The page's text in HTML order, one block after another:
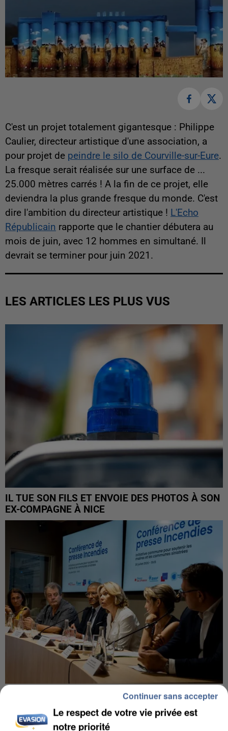
C'est un projet totalement gigantesque : Philippe
Caulier, directeur artistique d'une association, a
pour projet de peindre le silo de Courville-sur-Eure.
La fresque serait réalisée sur une surface de ...
25.000 mètres carrés ! A la fin de ce projet, elle
deviendra la plus grande fresque du monde. C'est
dire l'ambition du directeur artistique ! L'Echo
Républicain rapporte que le chantier débutera au
mois de juin, avec 12 hommes en simultané. Il
devrait se terminer pour juin 2021.
LES ARTICLES LES PLUS VUS
IL TUE SON FILS ET ENVOIE DES PHOTOS À SON
EX-COMPAGNE À NICE
INCENDIES : L’ÎLE-DE-FRANCE LANCE UN ÉLAN
DE SOLIDARITÉ AVEC LES...
Le respect de votre vie privée est
notre priorité
Continuer sans accepter